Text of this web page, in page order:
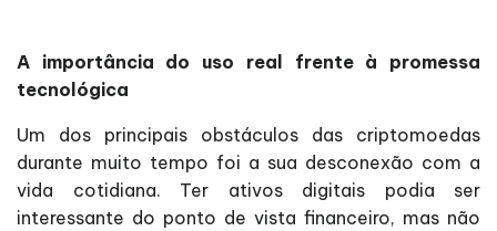
A importância do uso real frente à promessa
tecnológica
Um dos principais obstáculos das criptomoedas
durante muito tempo foi a sua desconexão com a
vida cotidiana. Ter ativos digitais podia ser
interessante do ponto de vista financeiro, mas não